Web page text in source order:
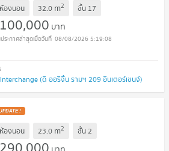
องนอน 32.0 m2 ชั้น 17
บาท
08/08/2026 5:19:08
(ดิ ออริจิ้น รามฯ 209 อินเตอร์เชนจ์)
!
องนอน 23.0 m2 ชั้น2